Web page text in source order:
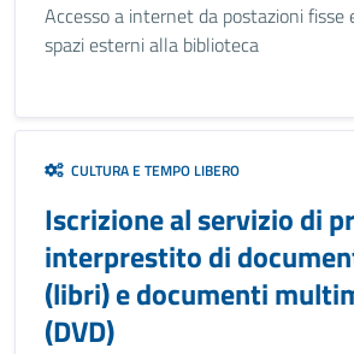
Accesso a internet da postazioni fisse
spazi esterni alla biblioteca
CULTURA E TEMPO LIBERO
Iscrizione al servizio di
interprestito di
(libri) e documenti
(DVD)